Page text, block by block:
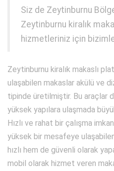
Siz de Zeytinburnu
Zeytinburnu kiralık
hizmetleriniz için
Zeytinburnu kiralık makaslı
ulaşabilen makaslar akülü ve
tipinde üretilmiştir. Bu araçlar
yüksek yapılara ulaşmada
Hızlı ve rahat bir çalışma
yüksek bir mesafeye
hızlı hem de güvenli olarak
mobil olarak hizmet veren